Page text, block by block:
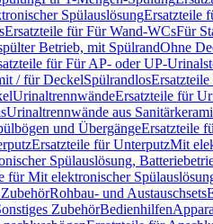
SpülauslösungErsatzteile
Ersatzteile für Für Wand-WCsFür
Betrieb, mit SpülrandOhne
für Für AP- oder UP-
/ für DeckelSpülrandlos
UrinaltrennwändeErsatzteile für
Urinaltrennwände aus
und ÜbergängeErsatzteile
Ersatzteile für UnterputzMit
Spülauslösung,
für Mit elektronischer
Rohbau- und Austauschsets
ZubehörBedienhilfen